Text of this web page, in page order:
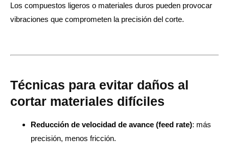
Los compuestos ligeros o materiales duros pueden provocar
vibraciones que comprometen la precisión del corte.
Técnicas para evitar daños al
cortar materiales difíciles
Reducción de velocidad de avance (feed rate): más
precisión, menos fricción.